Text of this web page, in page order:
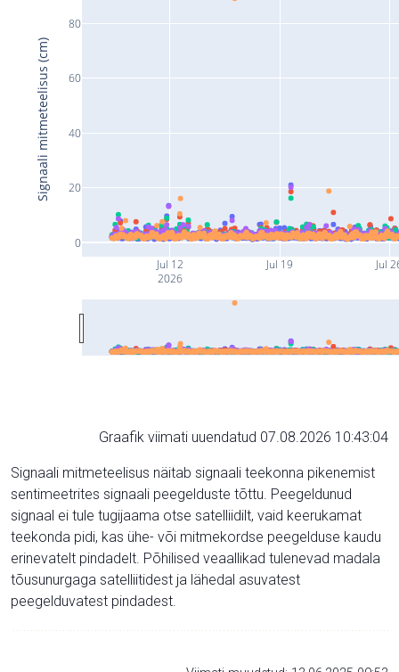
Jul 12
2026
Jul 19 Jul
0
20
40
60
80
Signaali mitmeteelisus (cm)
Graafik viimati uuendatud 07.08.2026 10:43:04
Signaali mitmeteelisus näitab signaali teekonna pikenemist
sentimeetrites signaali peegelduste tõttu. Peegeldunud
signaal ei tule tugijaama otse satelliidilt, vaid keerukamat
teekonda pidi, kas ühe- või mitmekordse peegelduse kaudu
erinevatelt pindadelt. Põhilised veaallikad tulenevad madala
tõusunurgaga satelliitidest ja lähedal asuvatest
peegelduvatest pindadest.